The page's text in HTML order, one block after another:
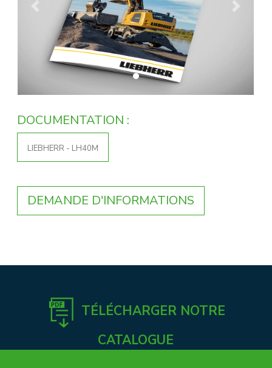
Previous Next
DOCUMENTATION :
LIEBHERR - LH40M
DEMANDE D'INFORMATIONS
TÉLÉCHARGER NOTRE
CATALOGUE